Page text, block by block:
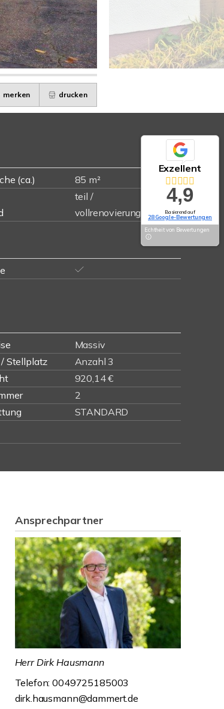
merken drucken
(ca.) 85 m²
teil /
vollrenovierungsbedürftig
Massiv
/ Stellplatz
Anzahl 3
920,14 €
2
STANDARD
Ansprechpartner
Herr Dirk Hausmann
Telefon: 0049725185003
dirk.hausmann@dammert.de
Exzellent
4,9
Basierend auf
28 Google-Bewertungen
Echtheit von Bewertungen